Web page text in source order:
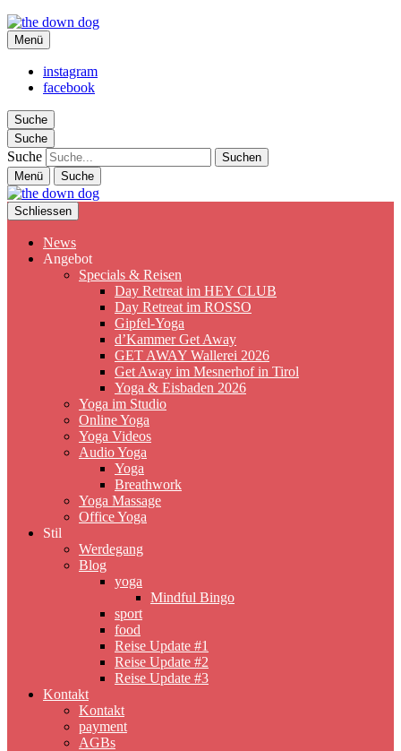
the down dog
Christina Ilchman
Menü
instagram
facebook
Suche
Suche
Suche
Menü Suche
Schliessen
News
Angebot
Specials & Reisen
Day Retreat im HEY CLUB
Day Retreat im ROSSO
Gipfel-Yoga
d’Kammer Get Away
GET AWAY Wallerei 2026
Get Away im Mesnerhof in Tirol
Yoga & Eisbaden 2026
Yoga im Studio
Online Yoga
Yoga Videos
Audio Yoga
Yoga
Breathwork
Yoga Massage
Office Yoga
Stil
Werdegang
Blog
yoga
Mindful Bingo
sport
food
Reise Update #1
Reise Update #2
Reise Update #3
Kontakt
Kontakt
payment
AGBs